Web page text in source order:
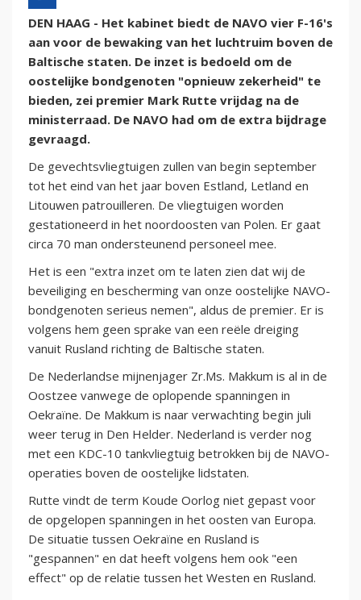
DEN HAAG - Het kabinet biedt de NAVO vier F-16's
aan voor de bewaking van het luchtruim boven de
Baltische staten. De inzet is bedoeld om de
oostelijke bondgenoten "opnieuw zekerheid" te
bieden, zei premier Mark Rutte vrijdag na de
ministerraad. De NAVO had om de extra bijdrage
gevraagd.
De gevechtsvliegtuigen zullen van begin september
tot het eind van het jaar boven Estland, Letland en
Litouwen patrouilleren. De vliegtuigen worden
gestationeerd in het noordoosten van Polen. Er gaat
circa 70 man ondersteunend personeel mee.
Het is een "extra inzet om te laten zien dat wij de
beveiliging en bescherming van onze oostelijke NAVO-
bondgenoten serieus nemen", aldus de premier. Er is
volgens hem geen sprake van een reële dreiging
vanuit Rusland richting de Baltische staten.
De Nederlandse mijnenjager Zr.Ms. Makkum is al in de
Oostzee vanwege de oplopende spanningen in
Oekraïne. De Makkum is naar verwachting begin juli
weer terug in Den Helder. Nederland is verder nog
met een KDC-10 tankvliegtuig betrokken bij de NAVO-
operaties boven de oostelijke lidstaten.
Rutte vindt de term Koude Oorlog niet gepast voor
de opgelopen spanningen in het oosten van Europa.
De situatie tussen Oekraïne en Rusland is
"gespannen" en dat heeft volgens hem ook "een
effect" op de relatie tussen het Westen en Rusland.